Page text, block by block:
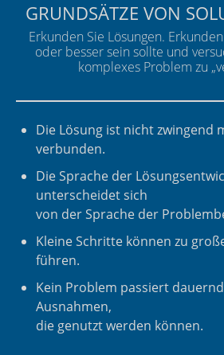
GRUNDSÄTZE VON
Erkunden Sie Lösungen.
oder besser sein sollte und
komplexes Problem zu
Die Lösung ist nicht zwingend
verbunden.
Die Sprache der
unterscheidet sich
von der Sprache der
Kleine Schritte können zu
führen.
Kein Problem passiert
Ausnahmen,
die genutzt werden können.